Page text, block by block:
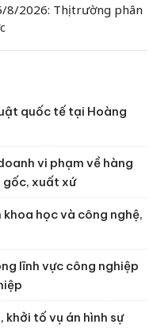
8/2026: Thị trường phân
quốc tế tại Hoàng
vi phạm về hàng
gốc, xuất xứ
học và công nghệ,
lĩnh vực công nghiệp
khởi tố vụ án hình sự